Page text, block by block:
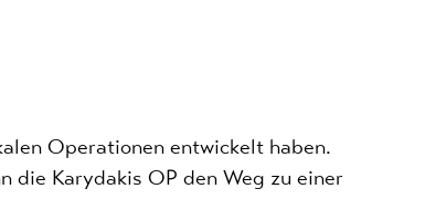
Operationen entwickelt haben.
die Karydakis OP den Weg zu einer